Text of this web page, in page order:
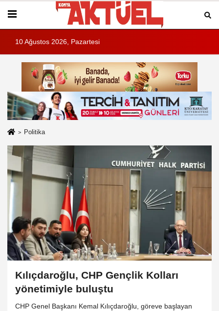
10 Ağustos 2026, Pazartesi
Politika
Kılıçdaroğlu, CHP Gençlik Kolları
yönetimiyle buluştu
CHP Genel Başkanı Kemal Kılıçdaroğlu, göreve başlayan